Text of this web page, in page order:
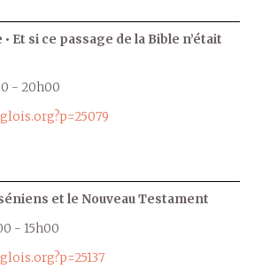
Et si ce passage de la Bible n’était
- 20h00
et le Nouveau Testament
- 15h00